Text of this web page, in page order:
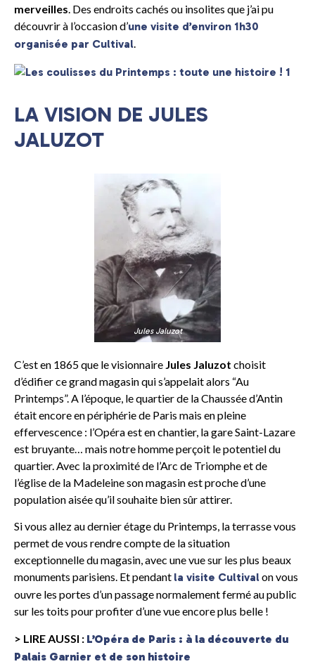
merveilles. Des endroits cachés ou insolites que j’ai pu
découvrir à l’occasion d’une visite d’environ 1h30
organisée par Cultival.
LA VISION DE JULES
JALUZOT
Jules Jaluzot
C’est en 1865 que le visionnaire Jules Jaluzot choisit
d’édifier ce grand magasin qui s’appelait alors “Au
Printemps”. A l’époque, le quartier de la Chaussée d’Antin
était encore en périphérie de Paris mais en pleine
effervescence : l’Opéra est en chantier, la gare Saint-Lazare
est bruyante… mais notre homme perçoit le potentiel du
quartier. Avec la proximité de l’Arc de Triomphe et de
l’église de la Madeleine son magasin est proche d’une
population aisée qu’il souhaite bien sûr attirer.
Si vous allez au dernier étage du Printemps, la terrasse vous
permet de vous rendre compte de la situation
exceptionnelle du magasin, avec une vue sur les plus beaux
monuments parisiens. Et pendant la visite Cultivalon vous
ouvre les portes d’un passage normalement fermé au public
sur les toits pour profiter d’une vue encore plus belle !
> LIRE AUSSI : L’Opéra de Paris : à la découverte du
Palais Garnier et de son histoire